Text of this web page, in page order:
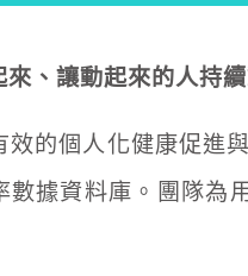
來、讓動起來的人持
的個人化健康促進
數據資料庫。團隊